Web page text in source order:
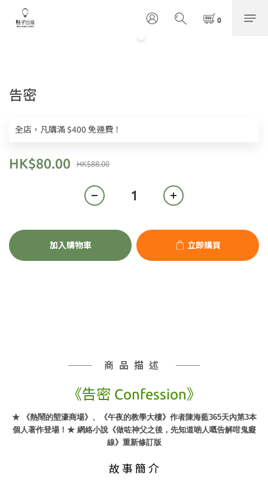
告密
全店，凡購滿 $400 免運費！
HK$88.00
HK$80.00
加入購物車 立即購買
商品描述
《告密 Confession》
★ 《熱鬧的塱濠商場》、《午夜的教學大樓》作者陳海藍365天內第3本
個人著作登場！★ 網絡小說《做咗神父之後，先知道啲人嘅告解咁鬼癡
線》重新修訂版
故 事 簡 介